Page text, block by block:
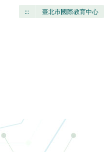
::: 臺北市國際教育中心